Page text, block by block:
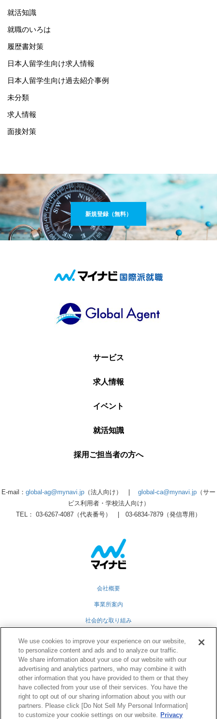
就活知識
就職のいろは
履歴書対策
日本人留学生向け求人情報
日本人留学生向け過去紹介事例
未分類
求人情報
面接対策
新規登録（無料）
サービス
求人情報
イベント
就活知識
採用ご担当者の方へ
E-mail： global-ag@mynavi.jp （法人向け） | global-ca@mynavi.jp （サー
ビス利用者・学校法人向け）
TEL： 03-6267-4087（代表番号） | 03-6834-7879（発信専用）
会社概要
事業所案内
社会的な取り組み
グループ会社
個人情報保護方針
業務運営規定
TwitterFacebook
RSS
We use cookies to improve your experience on our website,
to personalize content and ads and to analyze our traffic.
We share information about your use of our website with our
advertising and analytics partners, who may combine it with
other information that you have provided to them or that they
have collected from your use of their services. You have the
right to opt out of our sharing information about you with our
partners. Please click [Do Not Sell My Personal Information]
to customize your cookie settings on our website. Privacy